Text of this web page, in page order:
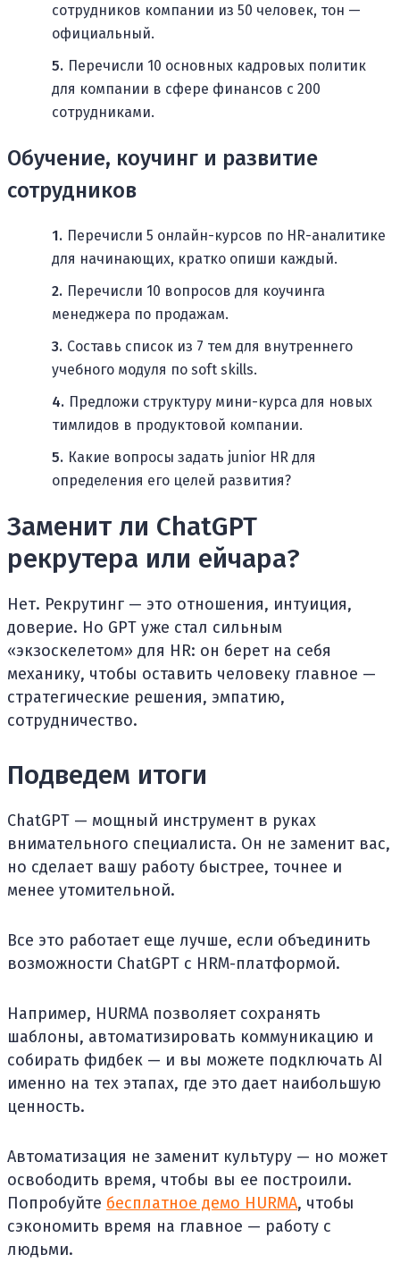
сотрудников компании из 50 человек, тон —
официальный.
Перечисли 10 основных кадровых политик
для компании в сфере финансов с 200
сотрудниками.
Обучение, коучинг и развитие
сотрудников
Перечисли 5 онлайн-курсов по HR-аналитике
для начинающих, кратко опиши каждый.
Перечисли 10 вопросов для коучинга
менеджера по продажам.
Составь список из 7 тем для внутреннего
учебного модуля по soft skills.
Предложи структуру мини-курса для новых
тимлидов в продуктовой компании.
Какие вопросы задать junior HR для
определения его целей развития?
Заменит ли ChatGPT
рекрутера или ейчара?
Нет. Рекрутинг — это отношения, интуиция,
доверие. Но GPT уже стал сильным
«экзоскелетом» для HR: он берет на себя
механику, чтобы оставить человеку главное —
стратегические решения, эмпатию,
сотрудничество.
Подведем итоги
ChatGPT — мощный инструмент в руках
внимательного специалиста. Он не заменит вас,
но сделает вашу работу быстрее, точнее и
менее утомительной.
Все это работает еще лучше, если объединить
возможности ChatGPT с HRM-платформой.
Например, HURMA позволяет сохранять
шаблоны, автоматизировать коммуникацию и
собирать фидбек — и вы можете подключать AI
именно на тех этапах, где это дает наибольшую
ценность.
Автоматизация не заменит культуру — но может
освободить время, чтобы вы ее построили.
Попробуйте бесплатное демо HURMA, чтобы
сэкономить время на главное — работу с
людьми.